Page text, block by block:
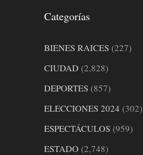
Categorías
BIENES RAICES (227)
CIUDAD (2,828)
DEPORTES (857)
ELECCIONES 2024 (302)
ESPECTÁCULOS (959)
ESTADO (2,748)